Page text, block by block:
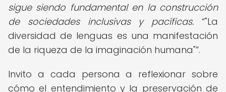
sigue siendo fundamental en la construcción
de sociedades inclusivas y pacíficas.
"La
diversidad de lenguas es una manifestación
de la riqueza de la imaginación humana" .
Invito a cada persona a reflexionar sobre
cómo el entendimiento y la preservación de